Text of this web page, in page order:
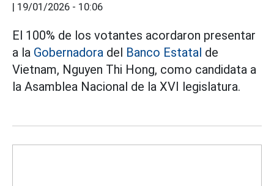
| 19/01/2026 - 10:06
El 100% de los votantes acordaron presentar
a la Gobernadora del Banco Estatal de
Vietnam, Nguyen Thi Hong, como candidata a
la Asamblea Nacional de la XVI legislatura.